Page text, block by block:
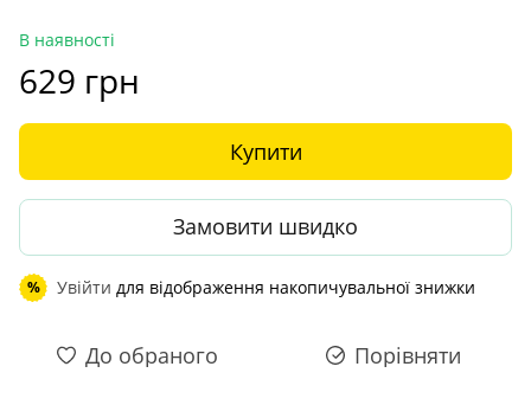
В наявності
629 грн
Купити
Замовити швидко
% Увійти для відображення накопичувальної знижки
До обраного Порівняти